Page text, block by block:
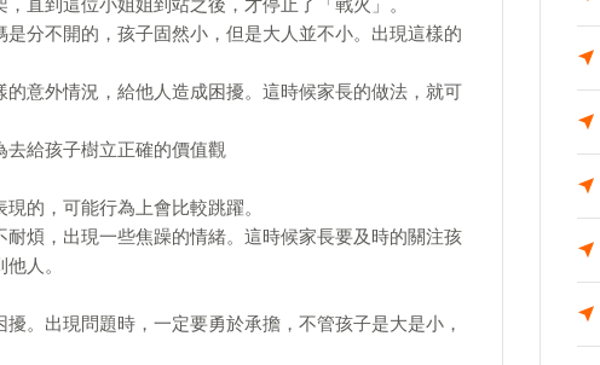
直到這位小姐姐到站之後，才停止了「戰火」。
分不開的，孩子固然小，但是大人並不小。出現這樣的
意外情況，給他人造成困擾。這時候家長的做法，就可
給孩子樹立正確的價值觀
的，可能行為上會比較跳躍。
煩，出現一些焦躁的情緒。這時候家長要及時的關注孩
人。
。出現問題時，一定要勇於承擔，不管孩子是大是小，